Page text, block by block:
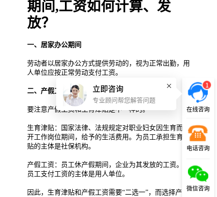
期间,工资如何计算、发
放？
一、居家办公期间
劳动者以居家办公方式提供劳动的，视为正常出勤，用
人单位应按正常劳动支付工资。
二、产假工资
要注意产假工资和生育津贴是不一样的。
生育津贴：国家法律、法规规定对职业妇女因生育而离
开工作岗位期间，给予的生活费用。为员工承担生育津
贴的主体是社保机构。
产假工资：员工休产假期间，企业为其发放的工资。为
员工支付工资的主体是用人单位。
因此，生育津贴和产假工资需要“二选一”，而选择产假
1
在线咨询
电话咨询
微信咨询
立即咨询
专业顾问帮您解答问题